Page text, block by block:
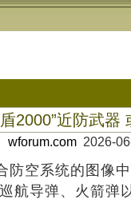
2000”近防武器
wforum.com2026-
空系统的图
导弹、火箭弹